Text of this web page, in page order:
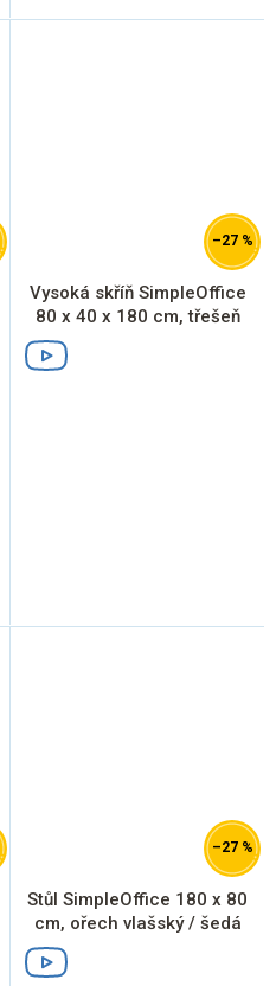
–27 %
Vysoká skříň SimpleOffice
80 x 40 x 180 cm, třešeň
–27 %
Stůl SimpleOffice 180 x 80
cm, ořech vlašský / šedá